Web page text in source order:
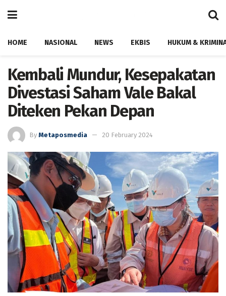
HOME NASIONAL NEWS EKBIS HUKUM &
Kembali Mundur, Kesepakatan
Divestasi Saham Vale Bakal
Diteken Pekan Depan
By Metaposmedia 20 February 2024